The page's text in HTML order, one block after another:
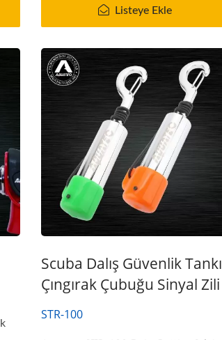
Listeye Ekle
Scuba Dalış Güvenlik Tankı
Çıngırak Çubuğu Sinyal Zili
STR-100
UDT/NAVY SEAL Yüzer Can